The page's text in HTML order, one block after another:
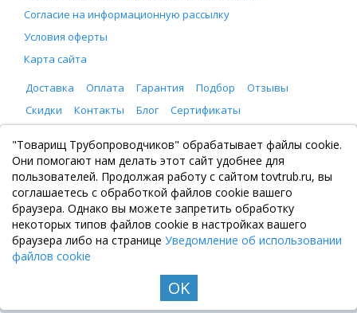
Согласие на информационную рассылку
Условия оферты
Карта сайта
Доставка
Оплата Гарантия Подбор
Отзывы
Скидки
Контакты Блог Сертификаты
ООО "Товарищ Трубопроводчиков"
Москва, Рязанский проспект 8, с. 2
+7 (495) 065-46-75
zakaz@tovtrub.ru
09:00-17:00 ПН-ПТ
Склад: Москва, Рязанский проспект 8, с. 2
© Все права защищены. Информация сайта защищена законом об авторских правах, 2020-
"Товарищ Трубопроводчиков" обрабатывает файлы cookie.
Они помогают нам делать этот сайт удобнее для
пользователей. Продолжая работу с сайтом tovtrub.ru, вы
соглашаетесь с обработкой файлов cookie вашего
браузера. Однако вы можете запретить обработку
некоторых типов файлов cookie в настройках вашего
браузера либо на странице Уведомление об использовании
файлов cookie
OK